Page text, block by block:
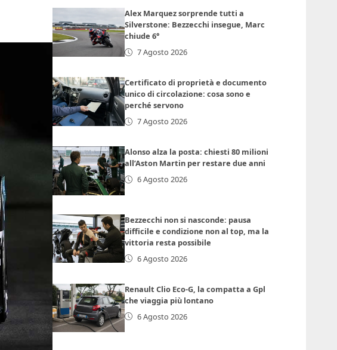
Alex Marquez sorprende tutti a
Silverstone: Bezzecchi insegue, Marc
chiude 6°
7 Agosto 2026
Certificato di proprietà e documento
unico di circolazione: cosa sono e
perché servono
7 Agosto 2026
Alonso alza la posta: chiesti 80 milioni
all’Aston Martin per restare due anni
6 Agosto 2026
Bezzecchi non si nasconde: pausa
difficile e condizione non al top, ma la
vittoria resta possibile
6 Agosto 2026
Renault Clio Eco-G, la compatta a Gpl
che viaggia più lontano
6 Agosto 2026